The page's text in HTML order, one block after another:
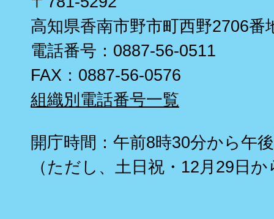
高知県香南市野市町西野2706番
電話番号：0887-56-0511
FAX：0887-56-0576
組織別電話番号一覧
開庁時間：午前8時30分から午
（ただし、土日祝・12月29日